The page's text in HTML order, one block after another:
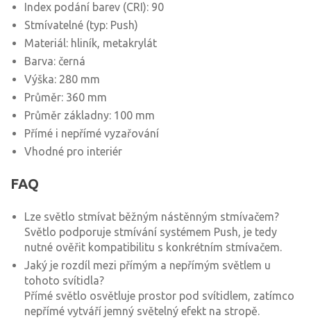
Index podání barev (CRI): 90
Stmívatelné (typ: Push)
Materiál: hliník, metakrylát
Barva: černá
Výška: 280 mm
Průměr: 360 mm
Průměr základny: 100 mm
Přímé i nepřímé vyzařování
Vhodné pro interiér
FAQ
Lze světlo stmívat běžným nástěnným stmívačem?
Světlo podporuje stmívání systémem Push, je tedy
nutné ověřit kompatibilitu s konkrétním stmívačem.
Jaký je rozdíl mezi přímým a nepřímým světlem u
tohoto svítidla?
Přímé světlo osvětluje prostor pod svítidlem, zatímco
nepřímé vytváří jemný světelný efekt na stropě.